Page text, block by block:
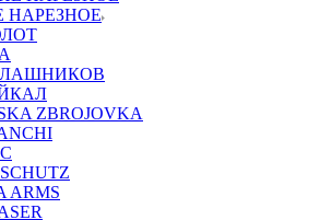
НАРЕЗНОЕ
ZBROJOVKA
ARMS